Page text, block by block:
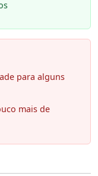
para alguns
mais de